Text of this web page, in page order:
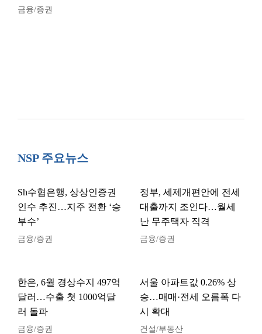
금융/증권
NSP 주요뉴스
Sh수협은행, 상상인증권
인수 추진…지주 전환 ‘승
부수’
금융/증권
정부, 세제개편안에 전세
대출까지 조인다…월세
난 무주택자 직격
금융/증권
한은, 6월 경상수지 497억
달러…수출 첫 1000억달
러 돌파
금융/증권
서울 아파트값 0.26% 상
승…매매·전세 오름폭 다
시 확대
건설/부동산